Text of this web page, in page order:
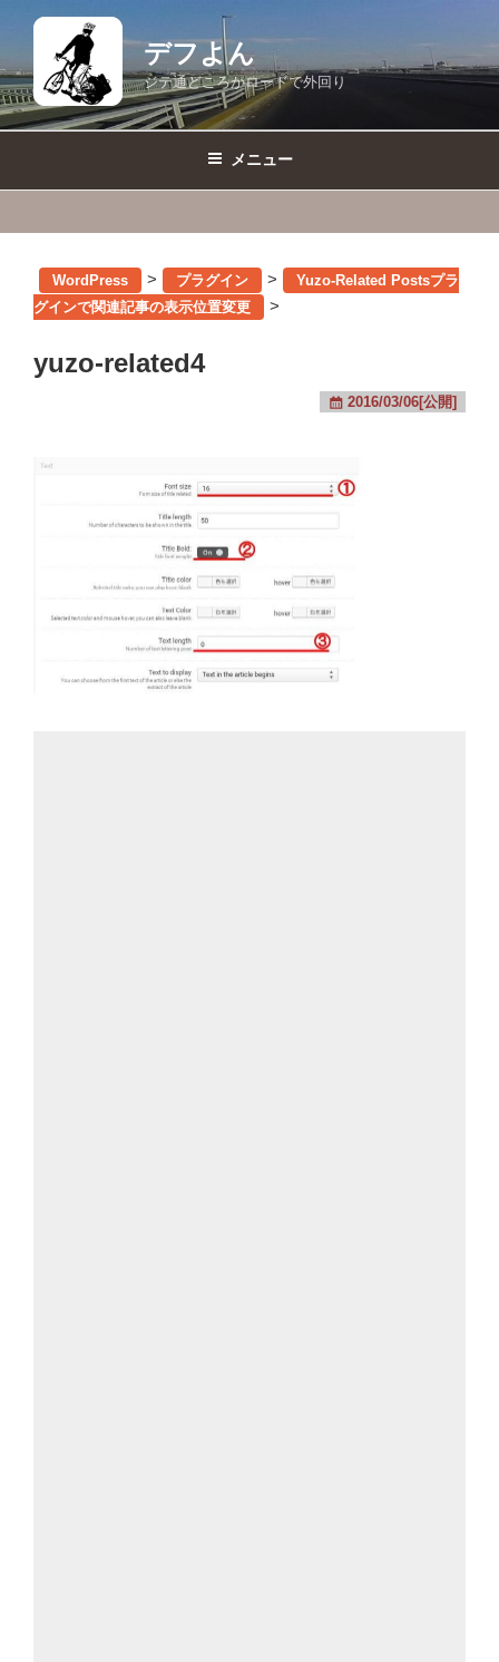
テ
ン
ツ
デフよん
ジテ通どころかロードで外回り
メニュー
WordPress > プラグイン >
Yuzo-Related Postsプラ
グインで関連記事の表示位置変更
>
yuzo-related4
2016/03/06[公開]